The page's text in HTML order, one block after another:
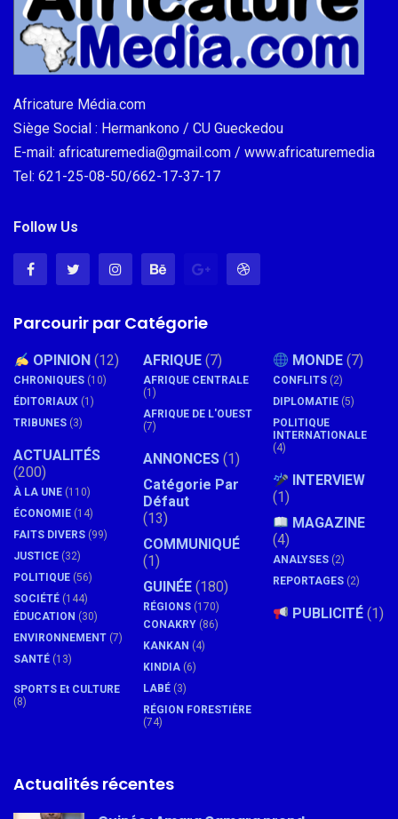
Africature Média.com
Siège Social : Hermankono / CU Gueckedou
E-mail: africaturemedia@gmail.com / www.africaturemedia
Tel: 621-25-08-50/662-17-37-17
Follow Us
Parcourir par Catégorie
OPINION (12)
CHRONIQUES (10)
ÉDITORIAUX (1)
TRIBUNES (3)
ACTUALITÉS
(200)
À LA UNE (110)
ÉCONOMIE (14)
FAITS DIVERS (99)
JUSTICE (32)
POLITIQUE (56)
SOCIÉTÉ (144)
ÉDUCATION (30)
ENVIRONNEMENT (7)
SANTÉ (13)
SPORTS Et CULTURE
(8)
AFRIQUE (7)
AFRIQUE CENTRALE
(1)
AFRIQUE DE L'OUEST
(7)
ANNONCES (1)
Catégorie Par
Défaut
(13)
COMMUNIQUÉ
(1)
GUINÉE (180)
RÉGIONS (170)
CONAKRY (86)
KANKAN (4)
KINDIA (6)
LABÉ (3)
RÉGION FORESTIÈRE
(74)
MONDE (7)
CONFLITS (2)
DIPLOMATIE (5)
POLITIQUE
INTERNATIONALE
(4)
INTERVIEW
(1)
MAGAZINE
(4)
ANALYSES (2)
REPORTAGES (2)
PUBLICITÉ (1)
Actualités récentes